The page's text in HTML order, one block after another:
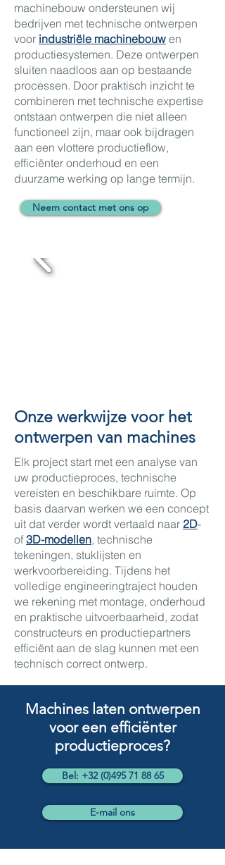
machinebouw ondersteunen wij
bedrijven met technische ontwerpen
voor industriële machinebouw en
productiesystemen. Deze ontwerpen
sluiten naadloos aan op bestaande
processen. Door praktisch inzicht te
combineren met technische expertise
ontstaan ontwerpen die niet alleen
functioneel zijn, maar ook bijdragen
aan een vlottere productieflow,
efficiënter onderhoud en een
duurzame werking op lange termijn.
Neem contact met ons op
Onze werkwijze voor het
ontwerpen van machines
Elk project start met een analyse van
uw productieproces, technische
vereisten en beschikbare ruimte. Op
basis daarvan werken we een concept
uit dat verder wordt vertaald naar 2D-
of 3D-modellen, technische
tekeningen, stuklijsten en
werkvoorbereiding. Tijdens het
volledige engineeringtraject houden
we rekening met montage, onderhoud
en praktische uitvoerbaarheid, zodat
constructeurs en productiepartners
efficiënt aan de slag kunnen met een
technisch correct ontwerp.
Machines laten ontwerpen
voor een efficiënter
productieproces?
Bel: +32 (0)495 71 88 65
E-mail ons